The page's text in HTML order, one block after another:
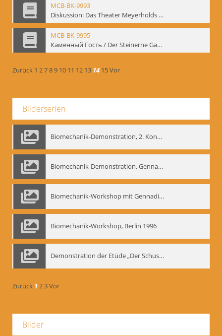
MCB-BK-9993
Diskussion: Das Theater Meyerholds und die Biomechanik, 18.09.1995 - interne Signatur: BM-prt-200
MCB-BK-9995
Каменный Гость / Der Steinerne Gast - interne Signatur: BM-prt-202
Zurück 1 2789 10 11 12 13 14 15Vor
Bilderserien
Biomechanik-Demonstration, 2. Kongress der EMF, Mai 1995
Biomechanik-Demonstration, Gennadij Bogdanow im Berliner Ensemble, 04.10.1991
Biomechanik-Workshop mit Gennadij Nikolajewitsch Bogdanow im Mime Centrum Berlin, 1991
Biomechanik-Workshop, Berlin 1996
Demonstration der Etüde „Der Schuss mit dem Bogen“ durch Gennadij Nikolajewitsch Bogdanow, Berlin 1991
Zurück 123Vor
Bilder